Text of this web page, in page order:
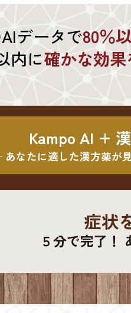
データで80％
内に確かな効
Kampo AI +
あなたに適した漢方薬が
症状
５分で完了！